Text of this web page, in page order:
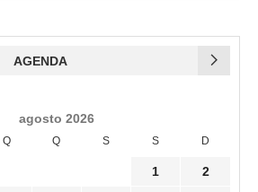
AGENDA
agosto 2026
Q Q S S D
1 2